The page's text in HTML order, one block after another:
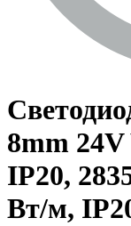
8mm
IP20,
Вт/м,